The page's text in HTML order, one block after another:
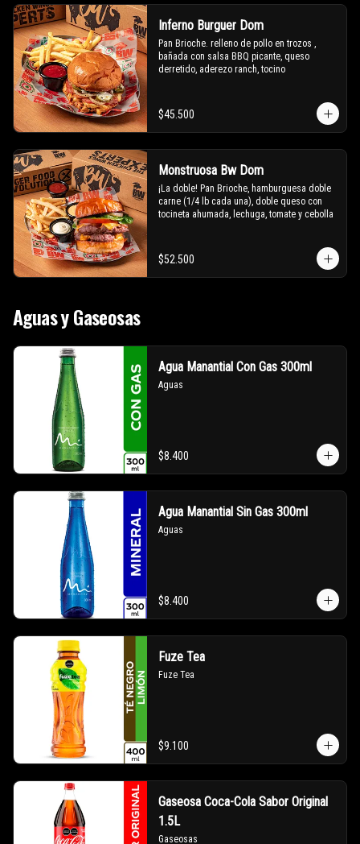
Inferno Burguer Dom
Pan Brioche. relleno de pollo en trozos ,
bañada con salsa BBQ picante, queso
derretido, aderezo ranch, tocino
$45.500
Monstruosa Bw Dom
¡La doble! Pan Brioche, hamburguesa doble
carne (1/4 lb cada una), doble queso con
tocineta ahumada, lechuga, tomate y cebolla
$52.500
Aguas y Gaseosas
Agua Manantial Con Gas 300ml
Aguas
$8.400
Agua Manantial Sin Gas 300ml
Aguas
$8.400
Fuze Tea
Fuze Tea
$9.100
Gaseosa Coca-Cola Sabor Original
1.5L
Gaseosas